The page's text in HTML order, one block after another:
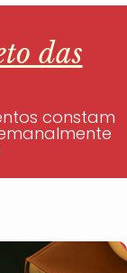
das
constam